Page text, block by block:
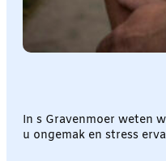
In s Gravenmoer weten
u ongemak en stress